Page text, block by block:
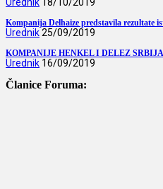
Kompanija Delhaize predstavila rezultate
Urednik25/09/2019
KOMPANIJE HENKEL I DELEZ
Urednik 16/09/2019
Članice Foruma: